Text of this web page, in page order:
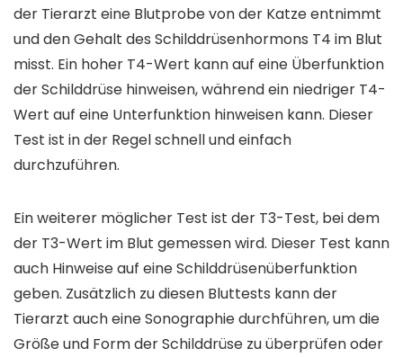
der Tierarzt eine Blutprobe von der Katze entnimmt
und den Gehalt des Schilddrüsenhormons T4 im Blut
misst. Ein hoher T4-Wert kann auf eine Überfunktion
der Schilddrüse hinweisen, während ein niedriger T4-
Wert auf eine Unterfunktion hinweisen kann. Dieser
Test ist in der Regel schnell und einfach
durchzuführen.
Ein weiterer möglicher Test ist der T3-Test, bei dem
der T3-Wert im Blut gemessen wird. Dieser Test kann
auch Hinweise auf eine Schilddrüsenüberfunktion
geben. Zusätzlich zu diesen Bluttests kann der
Tierarzt auch eine Sonographie durchführen, um die
Größe und Form der Schilddrüse zu überprüfen oder